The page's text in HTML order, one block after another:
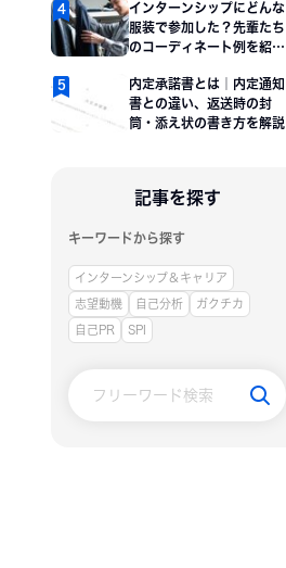
インターンシップにどんな
服装で参加した？先輩たち
のコーディネート例を紹
内定承諾書とは｜内定通知
書との違い、返送時の封
筒・添え状の書き方を解説
記事を探す
キーワードから探す
インターンシップ＆キャリア
志望動機 自己分析 ガクチカ
自己PR SPI